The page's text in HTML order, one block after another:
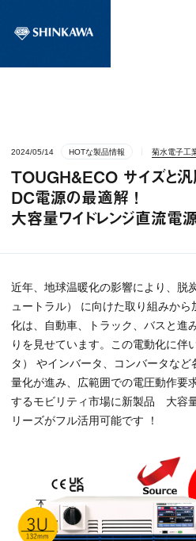
2024/05/14 HOTな製品情報 菊水電子工
TOUGH&ECO サイズと
DC電源の最適解 !
大容量ワイドレンジ直流電
近年、地球温暖化の影響により、脱
ュートラル） に向けた取り組みか
化は、自動車、トラック、バスと進
りを見せています。この電動化に伴
タ） やインバータ、コンバータな
量化が進み、広範囲での電圧動作要
するモビリティ市場に新製品 大容
リーズがフル活用可能です ！